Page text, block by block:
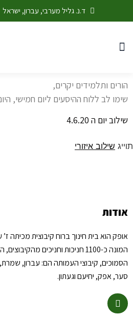
ד.נ. גליל מערבי, עברון, ישראל
הורים ותלמידים יקרים,
שימו לב ללוח ההיסעים ליום חמישי, היום…4 ביוני
שילוב יום ה 4.6.20
תוייג שילוב איזורי
אודות
אופק הוא בית חינוך ברוח קיבוצית מכיתה
המונה כ-1100 חניכות וחניכים
הסמוכים, קיבוצי העמותה הם: עברון,
סער, אפק, יחיעם וגעתון.